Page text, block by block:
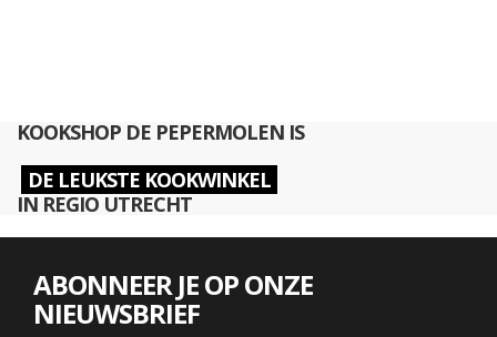
KOOKSHOP DE PEPERMOLEN IS
DE LEUKSTE KOOKWINKEL
IN REGIO UTRECHT
ABONNEER JE OP ONZE
NIEUWSBRIEF